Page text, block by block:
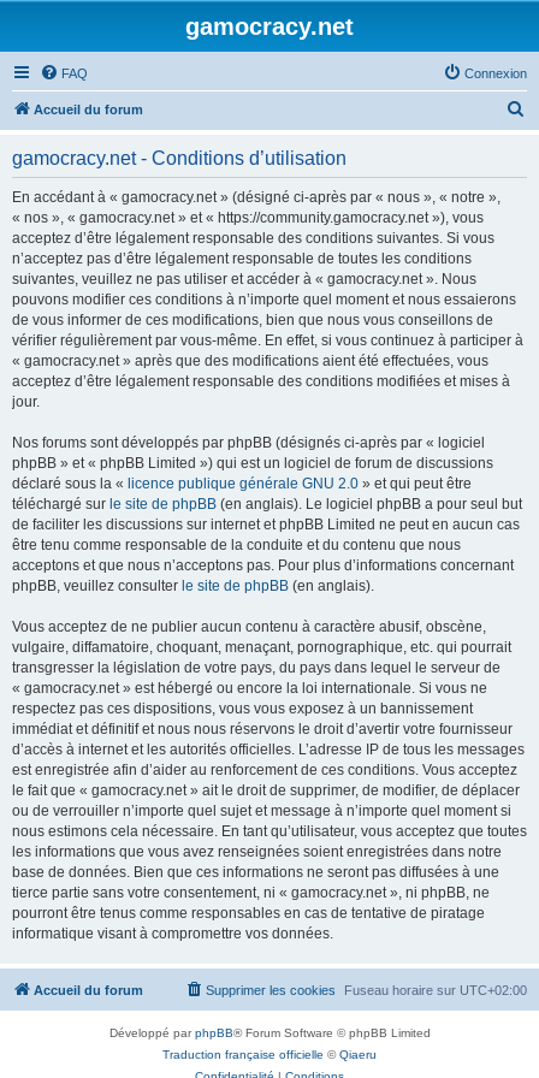
gamocracy.net
FAQ Connexion
Accueil du forum
gamocracy.net - Conditions d’utilisation
En accédant à « gamocracy.net » (désigné ci-après par « nous », « notre »,
« nos », « gamocracy.net » et « https://community.gamocracy.net »), vous
acceptez d’être légalement responsable des conditions suivantes. Si vous
n’acceptez pas d’être légalement responsable de toutes les conditions
suivantes, veuillez ne pas utiliser et accéder à « gamocracy.net ». Nous
pouvons modifier ces conditions à n’importe quel moment et nous essaierons
de vous informer de ces modifications, bien que nous vous conseillons de
vérifier régulièrement par vous-même. En effet, si vous continuez à participer à
« gamocracy.net » après que des modifications aient été effectuées, vous
acceptez d’être légalement responsable des conditions modifiées et mises à
jour.
Nos forums sont développés par phpBB (désignés ci-après par « logiciel
phpBB » et « phpBB Limited ») qui est un logiciel de forum de discussions
déclaré sous la « licence publique générale GNU 2.0 » et qui peut être
téléchargé sur le site de phpBB (en anglais). Le logiciel phpBB a pour seul but
de faciliter les discussions sur internet et phpBB Limited ne peut en aucun cas
être tenu comme responsable de la conduite et du contenu que nous
acceptons et que nous n’acceptons pas. Pour plus d’informations concernant
phpBB, veuillez consulter le site de phpBB (en anglais).
Vous acceptez de ne publier aucun contenu à caractère abusif, obscène,
vulgaire, diffamatoire, choquant, menaçant, pornographique, etc. qui pourrait
transgresser la législation de votre pays, du pays dans lequel le serveur de
« gamocracy.net » est hébergé ou encore la loi internationale. Si vous ne
respectez pas ces dispositions, vous vous exposez à un bannissement
immédiat et définitif et nous nous réservons le droit d’avertir votre fournisseur
d’accès à internet et les autorités officielles. L’adresse IP de tous les messages
est enregistrée afin d’aider au renforcement de ces conditions. Vous acceptez
le fait que « gamocracy.net » ait le droit de supprimer, de modifier, de déplacer
ou de verrouiller n’importe quel sujet et message à n’importe quel moment si
nous estimons cela nécessaire. En tant qu’utilisateur, vous acceptez que toutes
les informations que vous avez renseignées soient enregistrées dans notre
base de données. Bien que ces informations ne seront pas diffusées à une
tierce partie sans votre consentement, ni « gamocracy.net », ni phpBB, ne
pourront être tenus comme responsables en cas de tentative de piratage
informatique visant à compromettre vos données.
Accueil du forum Fuseau horaire sur UTC+02:00
Supprimer les cookies
Développé parphpBB® Forum Software © phpBB Limited
Traduction française officielle ©Qiaeru